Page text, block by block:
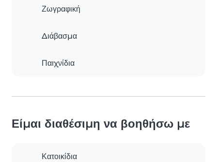
Ζωγραφική
Διάβασμα
Παιχνίδια
Είμαι διαθέσιμη να βοηθήσω με
Κατοικίδια